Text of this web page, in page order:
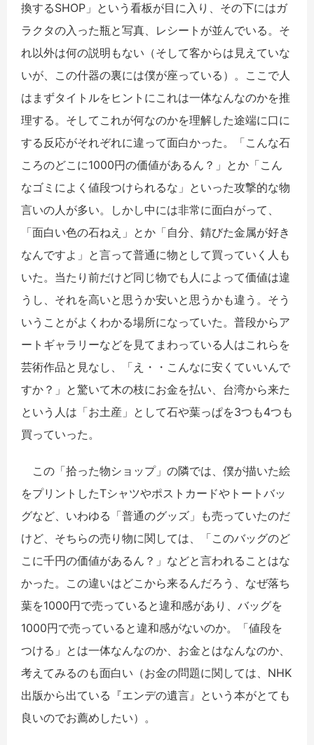
換するSHOP」という看板が目に入り、その下にはガ
ラクタの入った瓶と写真、レシートが並んでいる。そ
れ以外は何の説明もない（そして客からは見えていな
いが、この什器の裏には僕が座っている）。ここで人
はまずタイトルをヒントにこれは一体なんなのかを推
理する。そしてこれが何なのかを理解した途端に口に
する反応がそれぞれに違って面白かった。「こんな石
ころのどこに1000円の価値があるん？」とか「こん
なゴミによく値段つけられるな」といった攻撃的な物
言いの人が多い。しかし中には非常に面白がって、
「面白い色の石ねえ」とか「自分、錆びた金属が好き
なんですよ」と言って普通に物として買っていく人も
いた。当たり前だけど同じ物でも人によって価値は違
うし、それを高いと思うか安いと思うかも違う。そう
いうことがよくわかる場所になっていた。普段からア
ートギャラリーなどを見てまわっている人はこれらを
芸術作品と見なし、「え・・こんなに安くていいんで
すか？」と驚いて木の枝にお金を払い、台湾から来た
という人は「お土産」として石や葉っぱを3つも4つも
買っていった。
この「拾った物ショップ」の隣では、僕が描いた絵
をプリントしたTシャツやポストカードやトートバッ
グなど、いわゆる「普通のグッズ」も売っていたのだ
けど、そちらの売り物に関しては、「このバッグのど
こに千円の価値があるん？」などと言われることはな
かった。この違いはどこから来るんだろう、なぜ落ち
葉を1000円で売っていると違和感があり、バッグを
1000円で売っていると違和感がないのか。「値段を
つける」とは一体なんなのか、お金とはなんなのか、
考えてみるのも面白い（お金の問題に関しては、NHK
出版から出ている『エンデの遺言』という本がとても
良いのでお薦めしたい）。